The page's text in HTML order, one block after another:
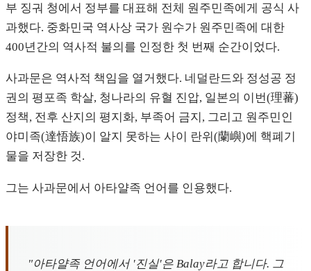
부 징궈 청에서 정부를 대표해 전체 원주민족에게 공식 사
과했다. 중화민국 역사상 국가 원수가 원주민족에 대한
400년간의 역사적 불의를 인정한 첫 번째 순간이었다.
사과문은 역사적 책임을 열거했다. 네덜란드와 정성공 정
권의 평포족 학살, 청나라의 유혈 진압, 일본의 이번(理蕃)
정책, 전후 산지의 평지화, 부족어 금지, 그리고 원주민인
야미족(達悟族)이 알지 못하는 사이 란위(蘭嶼)에 핵폐기
물을 저장한 것.
그는 사과문에서 아타얄족 언어를 인용했다.
"아타얄족 언어에서 '진실'은 Balay라고 합니다. 그